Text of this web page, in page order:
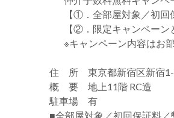
【①．全部屋対象／初
【②．限定キャンペーン
※キャンペーン内容はお
住 所 東京都新宿区新宿
概 要 地上11階 RC造
駐車場 有
■全部屋対象／初回保証料